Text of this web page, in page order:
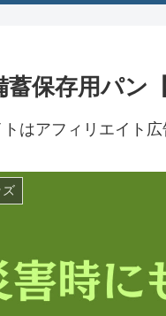
蓄保存用パン
はアフィリエイト広
ズ